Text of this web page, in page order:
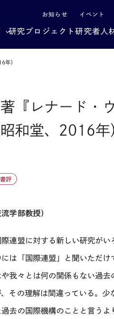
お知らせ イベント
研究プロジェクト研究者 人
年）
著『レナード
和堂、2016年
評
学部教授）
連盟に対する新しい研究がい
は「国際連盟」と聞いただけ
我々とは何の関係もない過去
その理解は間違っている。少
去の国際機構のことと言うよ